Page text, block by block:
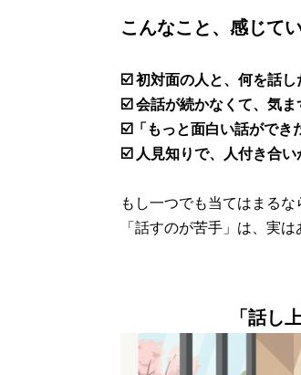
こんなこと、感じて
☑️ 初対面の人と、何を話
☑️ 会話が続かなくて、気ま
☑️「もっと面白い話ができ
☑️ 人見知りで、人付き合
もし一つでも当てはまるな
「話すのが苦手」は、実
「話し